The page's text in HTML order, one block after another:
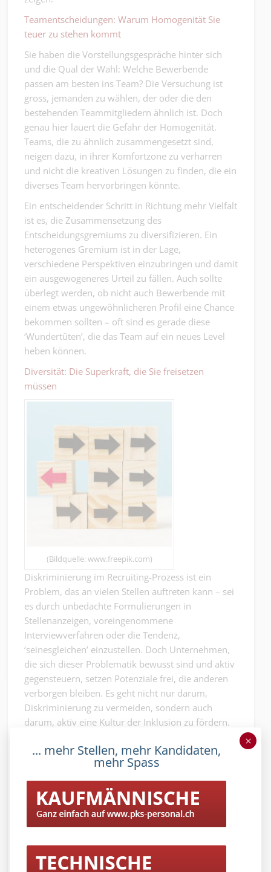
Teamentscheidungen: Warum Homogenität Sie
teuer zu stehen kommt
Sie haben die Vorstellungsgespräche hinter sich
und die Qual der Wahl: Welche Bewerbende
passen am besten ins Team? Die Versuchung ist
gross, jemanden zu wählen, der oder die den
bestehenden Teammitgliedern ähnlich ist. Doch
genau hier lauert die Gefahr der Homogenität.
Teams, die zu ähnlich zusammengesetzt sind,
neigen dazu, in ihrer Komfortzone zu verharren
und nicht die kreativen Lösungen zu finden, die ein
diverses Team hervorbringen könnte.
Ein entscheidender Schritt in Richtung mehr Vielfalt
ist es, die Zusammensetzung des
Entscheidungsgremiums zu diversifizieren. Ein
heterogenes Gremium ist in der Lage,
verschiedene Perspektiven einzubringen und damit
ein ausgewogeneres Urteil zu fällen. Auch sollte
überlegt werden, ob nicht auch Bewerbende mit
einem etwas ungewöhnlicheren Profil eine Chance
bekommen sollten – oft sind es gerade diese
‘Wundertüten’, die das Team auf ein neues Level
heben können.
Diversität: Die Superkraft, die Sie freisetzen
müssen
(Bildquelle: www.freepik.com)
Diskriminierung im Recruiting-Prozess ist ein
Problem, das an vielen Stellen auftreten kann – sei
es durch unbedachte Formulierungen in
Stellenanzeigen, voreingenommene
Interviewverfahren oder die Tendenz,
‘seinesgleichen’ einzustellen. Doch Unternehmen,
die sich dieser Problematik bewusst sind und aktiv
gegensteuern, setzen Potenziale frei, die anderen
verborgen bleiben. Es geht nicht nur darum,
Diskriminierung zu vermeiden, sondern auch
darum, aktiv eine Kultur der Inklusion zu fördern.
Recruiting-Prozess und setzt sich fort in der aktiven
Förderung einer vielfältigen
Unternehmensstruktur. Denn letztlich stellen Sie
keine Stereotype ein, sondern Menschen, die Ihr
Unternehmen nach vorne bringen – unabhängig
Der Preis der Ignoranz: Warum Sie sich
Diskriminierung nicht leisten können
... mehr Stellen, mehr Kandidaten,
mehr Spass
×